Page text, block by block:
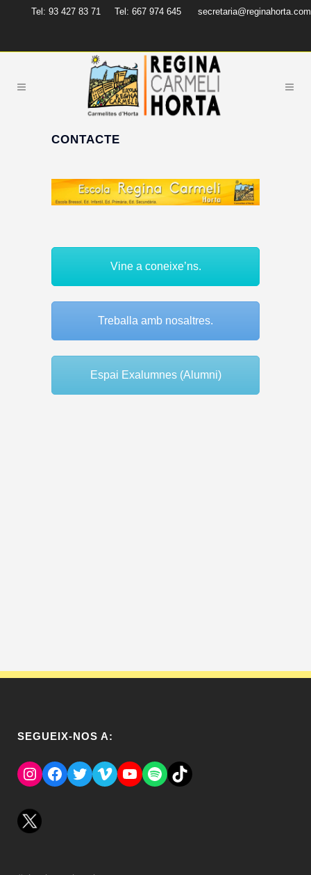
Tel: 93 427 83 71 Tel: 667 974 645 secretaria@reginahorta.com
CONTACTE
Vine a coneixe’ns.
Treballa amb nosaltres.
Espai Exalumnes (Alumni)
SEGUEIX-NOS A:
Instagram
Facebook
TwitterVimeoYouTube
SpotifyEl Tik Tok del Regina.